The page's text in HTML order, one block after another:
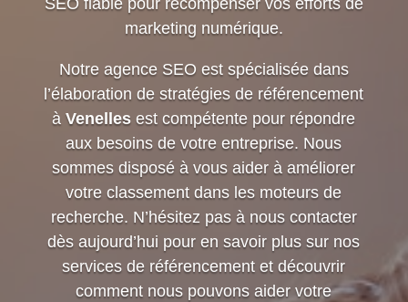
SEO fiable pour récompenser vos efforts de
marketing numérique.
Notre agence SEO est spécialisée dans
l’élaboration de stratégies de référencement
àVenelles est compétente pour répondre
aux besoins de votre entreprise. Nous
sommes disposé à vous aider à améliorer
votre classement dans les moteurs de
recherche. N’hésitez pas à nous contacter
dès aujourd’hui pour en savoir plus sur nos
services de référencement et découvrir
comment nous pouvons aider votre